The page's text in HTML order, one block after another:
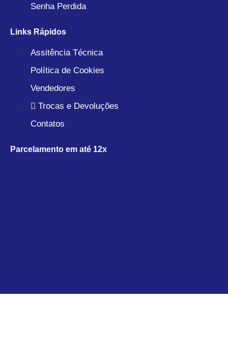
Senha Perdida
Links Rápidos
Assitência Técnica
Política de Cookies
Vendedores
Trocas e Devoluções
Contatos
Parcelamento em até 12x